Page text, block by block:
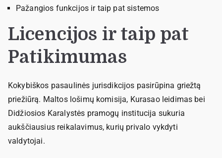
Pažangios funkcijos ir taip pat sistemos
Licencijos ir taip pat
Patikimumas
Kokybiškos pasaulinės jurisdikcijos pasirūpina griežtą
priežiūrą. Maltos lošimų komisija, Kurasao leidimas bei
Didžiosios Karalystės pramogų institucija sukuria
aukščiausius reikalavimus, kurių privalo vykdyti
valdytojai.